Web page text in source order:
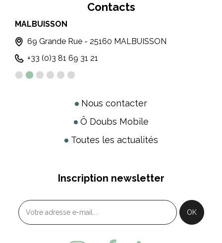
Contacts
MALBUISSON
69 Grande Rue - 25160 MALBUISSON
+33 (0)3 81 69 31 21
Nous contacter
Ô Doubs Mobile
Toutes les actualités
Inscription newsletter